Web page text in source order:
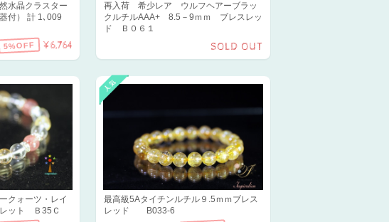
水晶クラスター
付） 計 1､009
5%OFF ¥6,764
再入荷 希少レア ウルフヘアーブラッ
クルチルAAA+ 8.5－9ｍｍ ブレスレッ
ド Ｂ０６１
SOLD OUT
クォーツ・レイ
ット Ｂ35Ｃ
最高級5Aタイチンルチル９.5ｍｍブレス
レッド B033-6